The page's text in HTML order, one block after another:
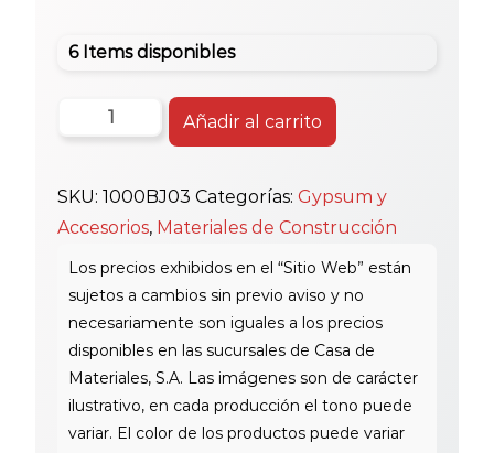
6 Items disponibles
Canales
Col
Bajante
De
3"
cantidad
Añadir al carrito
SKU: 1000BJ03 Categorías: Gypsum y
Accesorios, Materiales de Construcción